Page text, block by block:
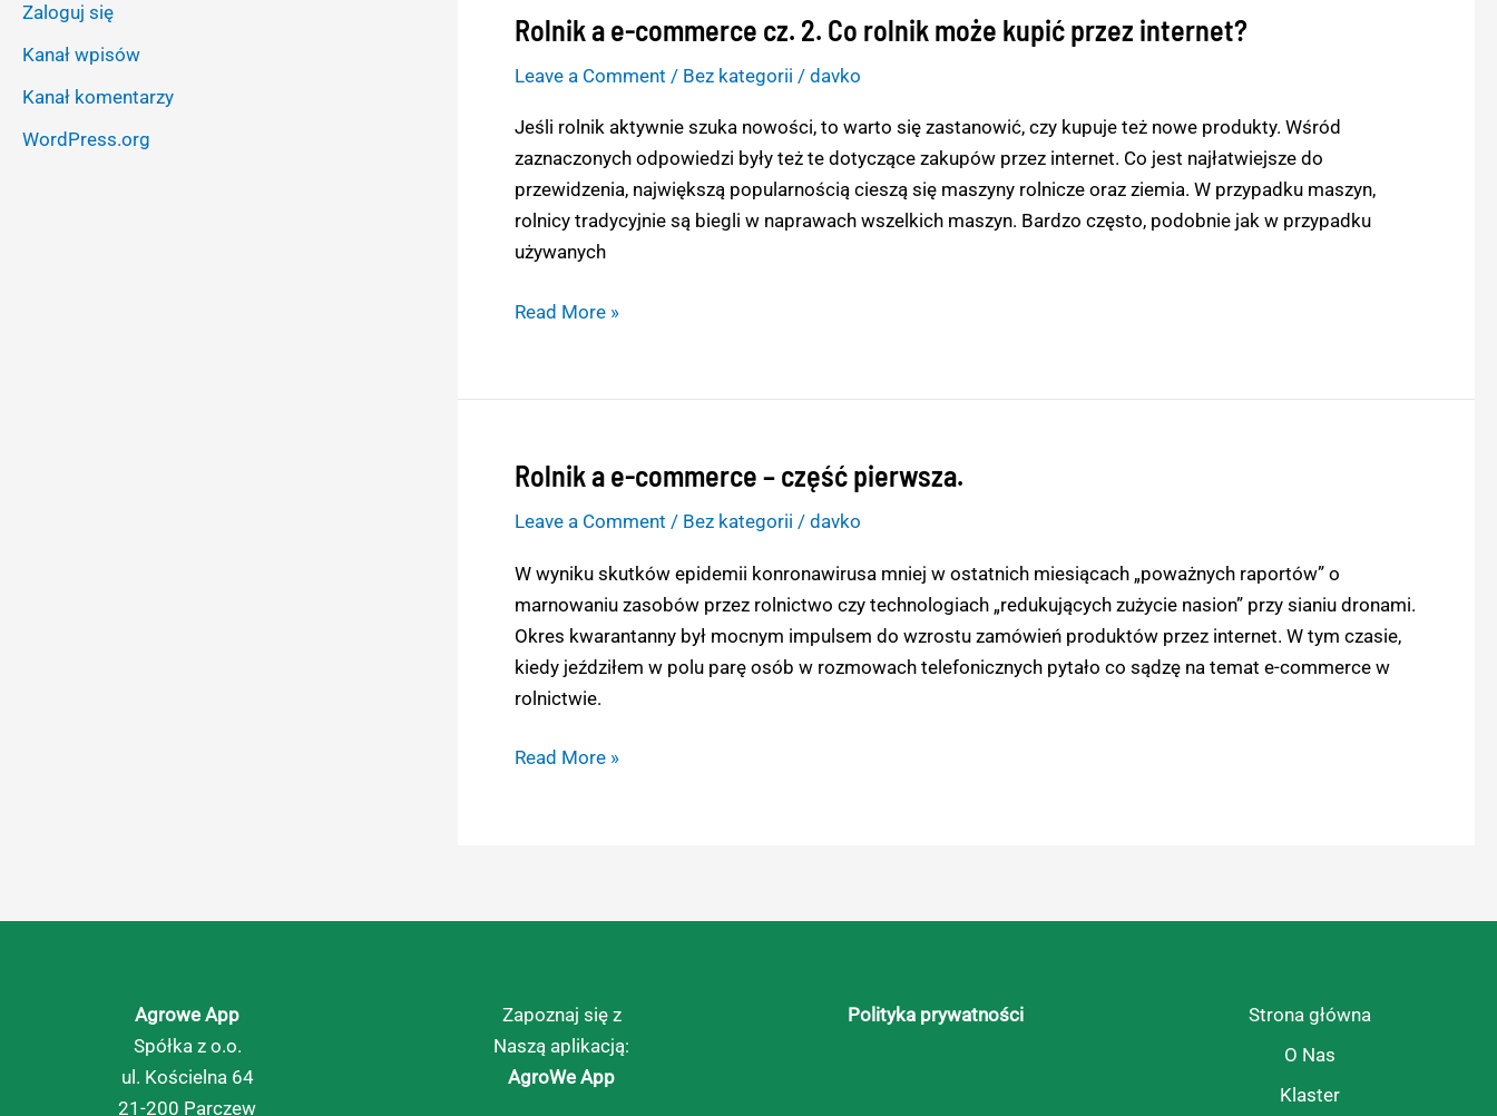
Zaloguj się
Kanał wpisów
Kanał komentarzy
WordPress.org
Rolnik a e-commerce cz. 2. Co rolnik może kupić przez internet?
Leave a Comment / Bez kategorii /davko
Jeśli rolnik aktywnie szuka nowości, to warto się zastanowić, czy kupuje też nowe produkty. Wśród
zaznaczonych odpowiedzi były też te dotyczące zakupów przez internet. Co jest najłatwiejsze do
przewidzenia, największą popularnością cieszą się maszyny rolnicze oraz ziemia. W przypadku maszyn,
rolnicy tradycyjnie są biegli w naprawach wszelkich maszyn. Bardzo często, podobnie jak w przypadku
używanych
Rolnik
e-
commerce
cz.
2.
Co
rolnik
kupić
Read More »
Rolnik a e-commerce – część pierwsza.
Leave a Comment / Bez kategorii /davko
W wyniku skutków epidemii konronawirusa mniej w ostatnich miesiącach „poważnych raportów” o
marnowaniu zasobów przez rolnictwo czy technologiach „redukujących zużycie nasion” przy sianiu dronami.
Okres kwarantanny był mocnym impulsem do wzrostu zamówień produktów przez internet. W tym czasie,
kiedy jeździłem w polu parę osób w rozmowach telefonicznych pytało co sądzę na temat e-commerce w
rolnictwie.
Rolnik
e-
commerce
–
część
pierwsza.
Read More »
Agrowe App
Spółka z o.o.
ul. Kościelna 64
21-200 Parczew
Zapoznaj się z
Naszą aplikacją:
AgroWe App
Polityka prywatności
Strona główna
O Nas
Klaster